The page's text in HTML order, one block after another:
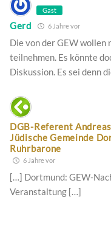
Gast
Gerd 6 Jahre vor
Die von der GEW wollen
teilnehmen. Es könnte
Diskussion. Es sei denn
DGB-Referent
Jüdische Gemeinde
Ruhrbarone
6 Jahre vor
[…] Dortmund: GEW-
Veranstaltung […]